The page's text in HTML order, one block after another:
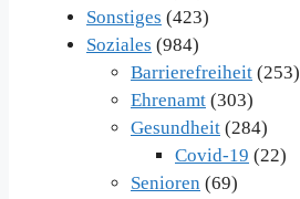
Sonstiges (423)
Soziales (984)
Barrierefreiheit (253)
Ehrenamt (303)
Gesundheit (284)
Covid-19 (22)
Senioren (69)